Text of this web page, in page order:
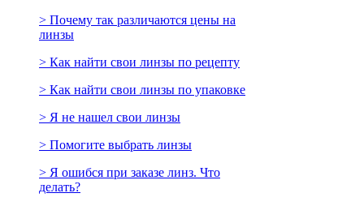
> Почему так различаются цены на
линзы
> Как найти свои линзы по рецепту
> Как найти свои линзы по упаковке
> Я не нашел свои линзы
> Помогите выбрать линзы
> Я ошибся при заказе линз. Что
делать?